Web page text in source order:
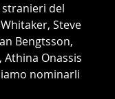
del
Steve
Bengtsson,
Athina Onassis
nominarli